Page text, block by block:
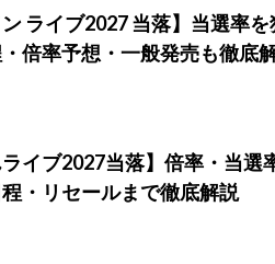
ン ライブ2027 当落】当選率
倍率予想・一般発売も徹底
ライブ2027当落】倍率・当
・リセールまで徹底解説